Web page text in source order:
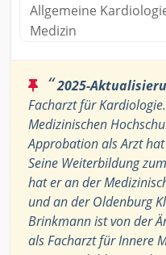
Allgemeine
Medizin
“2025-
Facharzt für
Medizinischen
Approbation als Arzt
Seine Weiterbildung
hat er an der
und an der Oldenburg
Brinkmann ist von der
als Facharzt für Innere